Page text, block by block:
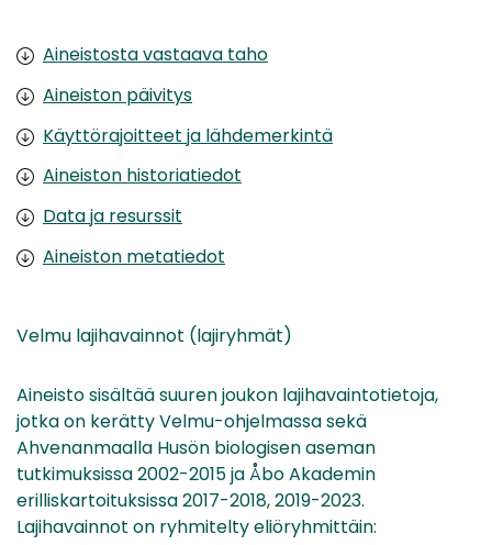
Aineistosta vastaava taho
Aineiston päivitys
Käyttörajoitteet ja lähdemerkintä
Aineiston historiatiedot
Data ja resurssit
Aineiston metatiedot
Velmu lajihavainnot (lajiryhmät)
Aineisto sisältää suuren joukon lajihavaintotietoja,
jotka on kerätty Velmu-ohjelmassa sekä
Ahvenanmaalla Husön biologisen aseman
tutkimuksissa 2002-2015 ja Åbo Akademin
erilliskartoituksissa 2017-2018, 2019-2023.
Lajihavainnot on ryhmitelty eliöryhmittäin: